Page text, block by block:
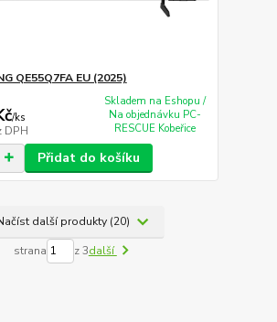
QE55Q7FA EU (2025)
/ks
DPH
Skladem na Eshopu /
Na objednávku PC-
RESCUE Kobeřice
Přidat do košíku
další produkty (20)
strana z 3další